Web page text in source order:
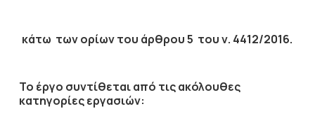
κάτω των ορίων του άρθρου 5 του ν. 4412/2016.
Το έργο συντίθεται από τις ακόλουθες
κατηγορίες εργασιών: